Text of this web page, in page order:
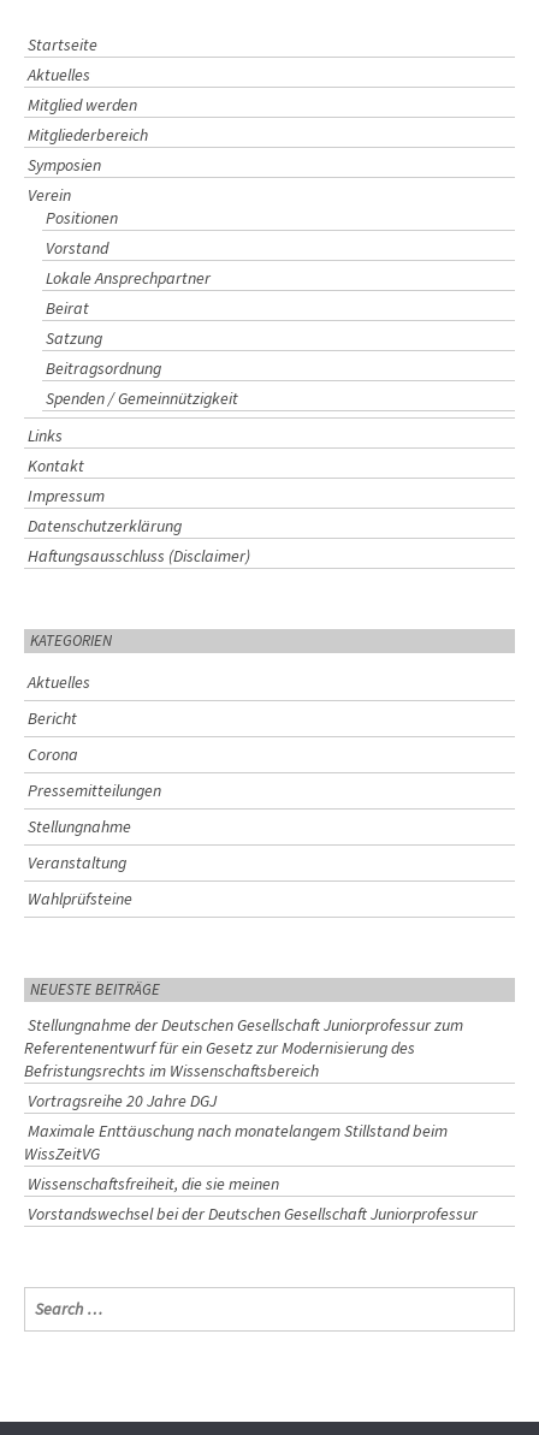
Startseite
Aktuelles
Mitglied werden
Mitgliederbereich
Symposien
Verein
Positionen
Vorstand
Lokale Ansprechpartner
Beirat
Satzung
Beitragsordnung
Spenden / Gemeinnützigkeit
Links
Kontakt
Impressum
Datenschutzerklärung
Haftungsausschluss (Disclaimer)
KATEGORIEN
Aktuelles
Bericht
Corona
Pressemitteilungen
Stellungnahme
Veranstaltung
Wahlprüfsteine
NEUESTE BEITRÄGE
Stellungnahme der Deutschen Gesellschaft Juniorprofessur zum
Referentenentwurf für ein Gesetz zur Modernisierung des
Befristungsrechts im Wissenschaftsbereich
Vortragsreihe 20 Jahre DGJ
Maximale Enttäuschung nach monatelangem Stillstand beim
WissZeitVG
Wissenschaftsfreiheit, die sie meinen
Vorstandswechsel bei der Deutschen Gesellschaft Juniorprofessur